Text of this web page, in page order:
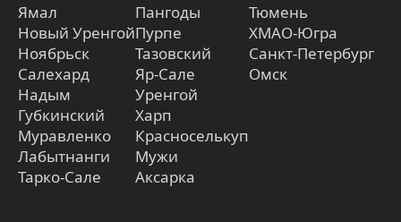
Ямал
Новый Уренгой
Ноябрьск
Салехард
Надым
Губкинский
Муравленко
Лабытнанги
Тарко-Сале
Пангоды
Пурпе
Тазовский
Яр-Сале
Уренгой
Харп
Красноселькуп
Мужи
Аксарка
Тюмень
ХМАО-Югра
Санкт-Петербург
Омск